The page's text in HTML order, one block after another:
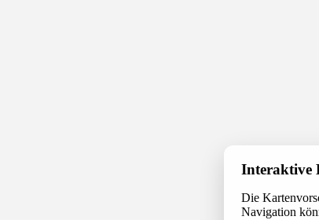
Interaktive
Die
Navigation